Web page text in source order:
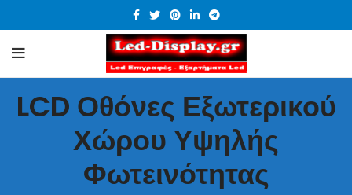
LCD Οθόνες Εξωτερικού
Χώρου Υψηλής
Φωτεινότητας